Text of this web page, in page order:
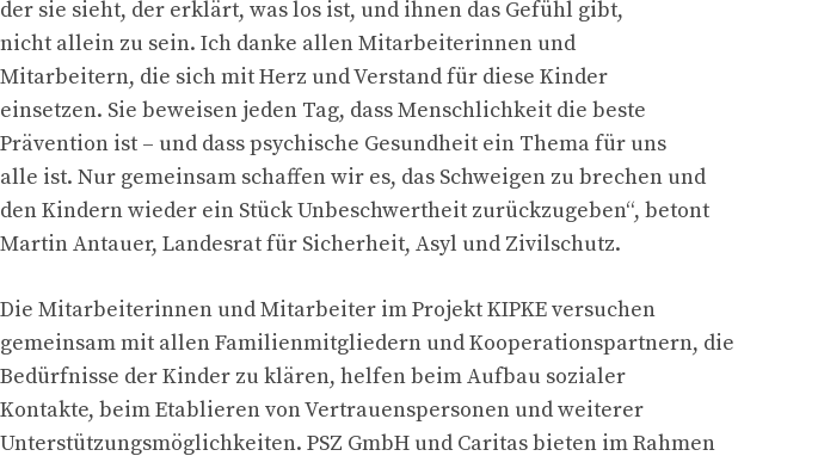
der sie sieht, der erklärt, was los ist, und ihnen das Gefühl gibt,
nicht allein zu sein. Ich danke allen Mitarbeiterinnen und
Mitarbeitern, die sich mit Herz und Verstand für diese Kinder
einsetzen. Sie beweisen jeden Tag, dass Menschlichkeit die beste
Prävention ist – und dass psychische Gesundheit ein Thema für uns
alle ist. Nur gemeinsam schaffen wir es, das Schweigen zu brechen und
den Kindern wieder ein Stück Unbeschwertheit zurückzugeben“, betont
Martin Antauer, Landesrat für Sicherheit, Asyl und Zivilschutz.
Die Mitarbeiterinnen und Mitarbeiter im Projekt KIPKE versuchen
gemeinsam mit allen Familienmitgliedern und Kooperationspartnern, die
Bedürfnisse der Kinder zu klären, helfen beim Aufbau sozialer
Kontakte, beim Etablieren von Vertrauenspersonen und weiterer
Unterstützungsmöglichkeiten. PSZ GmbH und Caritas bieten im Rahmen